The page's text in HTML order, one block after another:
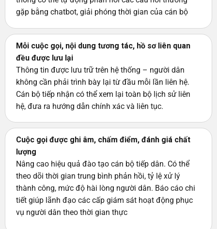
gặp bằng chatbot, giải phóng thời gian của cán bộ
Mỗi cuộc gọi, nội dung tương tác, hồ sơ liên quan
đều được lưu lại
Thông tin được lưu trữ trên hệ thống – người dân
không cần phải trình bày lại từ đầu mỗi lần liên hệ.
Cán bộ tiếp nhận có thể xem lại toàn bộ lịch sử liên
hệ, đưa ra hướng dẫn chính xác và liên tục.
Cuộc gọi được ghi âm, chấm điểm, đánh giá chất
lượng
Nâng cao hiệu quả đào tạo cán bộ tiếp dân. Có thể
theo dõi thời gian trung bình phản hồi, tỷ lệ xử lý
thành công, mức độ hài lòng người dân. Báo cáo chi
tiết giúp lãnh đạo các cấp giám sát hoạt động phục
vụ người dân theo thời gian thực